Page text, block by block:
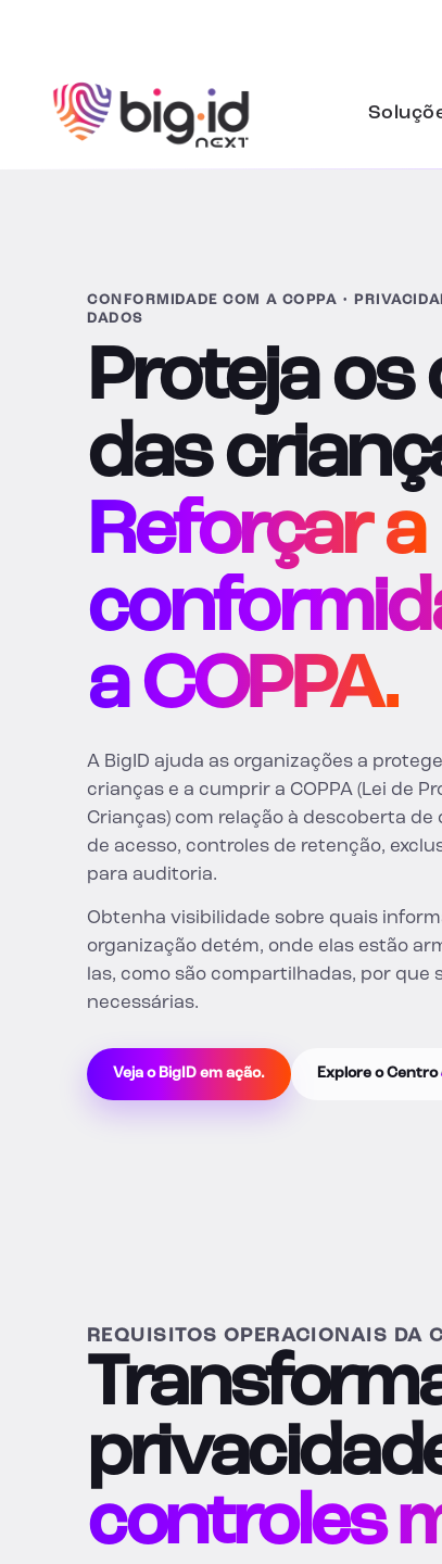
CONFORMIDADE COM A COPPA •
DADOS
Proteja os
das
Reforçar a
a COPPA.
A BigID ajuda as organizações a
crianças e a cumprir a COPPA (Lei de
Crianças) com relação à descoberta
de acesso, controles de retenção,
para auditoria.
Obtenha visibilidade sobre quais
organização detém, onde elas estão
las, como são compartilhadas, por que
necessárias.
Veja o BigID em ação. Explore o
REQUISITOS OPERACIONAIS DA
controles